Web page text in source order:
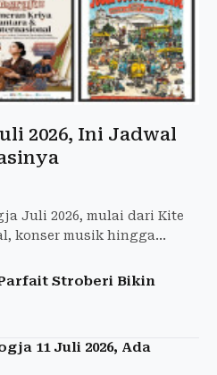
2026, Ini Jadwal
Juli 2026, mulai dari Kite
konser musik hingga
Stroberi Bikin
11 Juli 2026, Ada